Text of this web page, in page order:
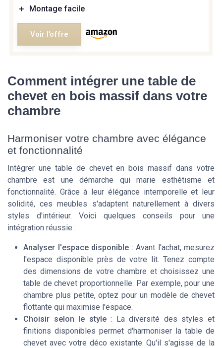
＋
Montage facile
Voir l'offre
Comment intégrer une table de
chevet en bois massif dans votre
chambre
Harmoniser votre chambre avec élégance
et fonctionnalité
Intégrer une table de chevet en bois massif dans votre
chambre est une démarche qui marie esthétisme et
fonctionnalité. Grâce à leur élégance intemporelle et leur
solidité, ces meubles s'adaptent naturellement à divers
styles d'intérieur. Voici quelques conseils pour une
intégration réussie :
Analyser l'espace disponible : Avant l'achat, mesurez
l'espace disponible près de votre lit. Tenez compte
des dimensions de votre chambre et choisissez une
table de chevet proportionnelle. Par exemple, pour une
chambre plus petite, optez pour un modèle de chevet
flottante qui maximise l'espace.
Choisir selon le style: La diversité des styles et
finitions disponibles permet d'harmoniser la table de
chevet avec votre déco existante. Qu'il s'agisse de la